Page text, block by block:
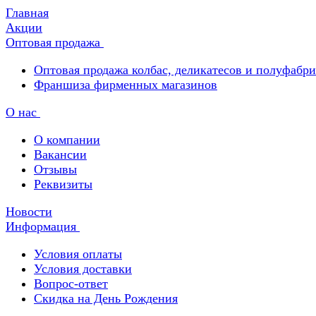
Главная
Акции
Оптовая продажа
Оптовая продажа колбас, деликатесов и
Франшиза фирменных магазинов
О нас
О компании
Вакансии
Отзывы
Реквизиты
Новости
Информация
Условия оплаты
Условия доставки
Вопрос-ответ
Скидка на День Рождения